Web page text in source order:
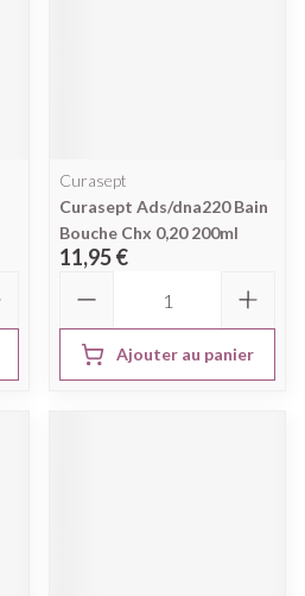
Curasept
Curasept Ads/dna220 Bain
Bouche Chx 0,20 200ml
11,95 €
Ajouter au panier